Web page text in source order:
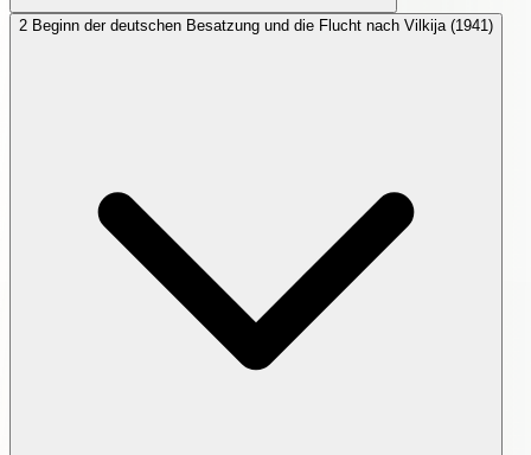
2 Beginn der deutschen Besatzung und die Flucht nach Vilkija (1941)